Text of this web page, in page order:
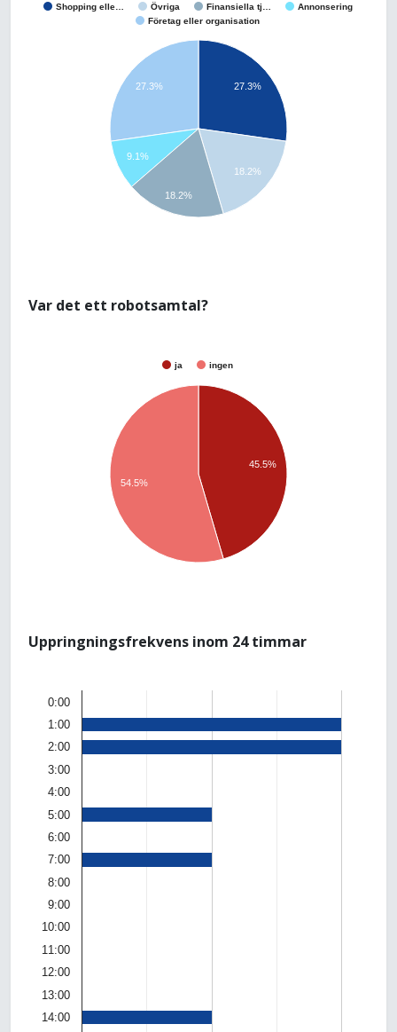
Shopping elle… Övriga Finansiella tj…
Annonsering
Företag eller organisation
27.3%
18.2%
27.3%
9.1%
18.2%
Var det ett robotsamtal?
ja ingen
45.5%
54.5%
Uppringningsfrekvens inom 24 timmar
0:00
1:00
2:00
3:00
4:00
5:00
6:00
7:00
8:00
9:00
10:00
11:00
12:00
13:00
14:00